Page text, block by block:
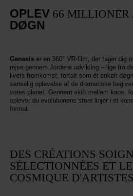
OPLEV 66 MILLIONER
DØGN
Genesis er en 360° VR-film, der tager dig
rejse gennem Jordens udvikling – lige fra
livets fremkomst, fortalt som ét enkelt
sanselig oplevelse af de dramatiske
vores planet. Gennem skift mellem kaos,
oplever du evolutionens store linjer i et
format.
DES CRÉATIONS
SÉLECTIONNÉES ET
COSMIQUE